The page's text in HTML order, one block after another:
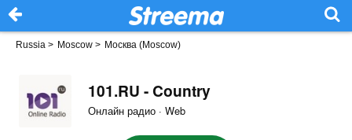
Russia > Moscow > Москва (Moscow)
101.RU - Country
Онлайн радио · Web